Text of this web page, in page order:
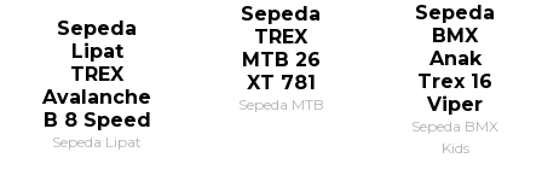
Sepeda
Lipat
TREX
Avalanche
B 8 Speed
Sepeda Lipat
Sepeda
TREX
MTB 26
XT 781
Sepeda MTB
Sepeda
BMX
Anak
Trex 16
Viper
Sepeda BMX
Kids